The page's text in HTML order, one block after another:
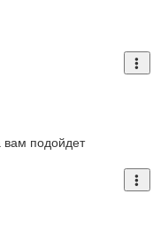
подойдет